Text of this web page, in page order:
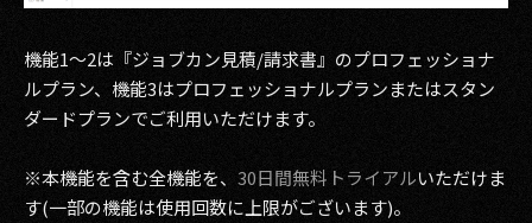
機能1～2は『ジョブカン見積/請求書』のプロフェッショナ
ルプラン、機能3はプロフェッショナルプランまたはスタン
ダードプランでご利用いただけます。
※本機能を含む全機能を、 30日間無料トライアルいただけま
す(一部の機能は使用回数に上限がございます)。